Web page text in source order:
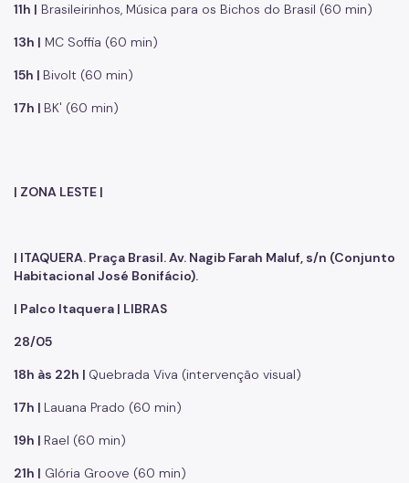
11h | Brasileirinhos, Música para os Bichos do Brasil (60 min)
13h | MC Soffia (60 min)
15h | Bivolt (60 min)
17h | BK' (60 min)
| ZONA LESTE |
| ITAQUERA. Praça Brasil. Av. Nagib Farah Maluf, s/n (Conjunto
Habitacional José Bonifácio).
| Palco Itaquera | LIBRAS
28/05
18h às 22h | Quebrada Viva (intervenção visual)
17h | Lauana Prado (60 min)
19h | Rael (60 min)
21h | Glória Groove (60 min)